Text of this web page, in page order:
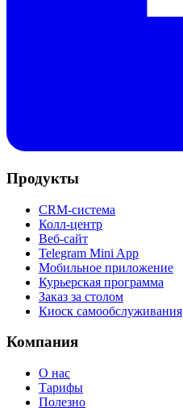
Продукты
CRM-система
Колл-центр
Веб-сайт
Telegram Mini App
Мобильное приложение
Курьерская программа
Заказ за столом
Киоск самообслуживания
Компания
О нас
Тарифы
Полезно